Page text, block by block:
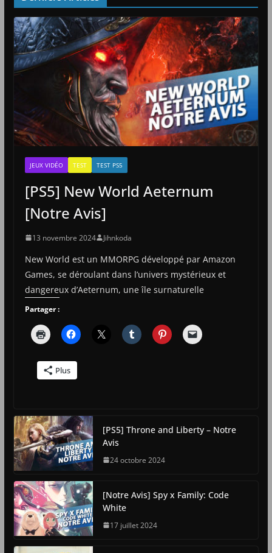
JEUX VIDÉO TEST TEST PS5
[PS5] New World Aeternum
[Notre Avis]
13 novembre 2024 Jihnkoda
New World est un MMORPG développé par Amazon
Games, se déroulant dans l’univers mystérieux et
dangereux d’Aeternum, une île surnaturelle
Partager :
Plus
[PS5] Throne and Liberty – Notre
Avis
24 octobre 2024
[Notre Avis] Spy x Family: Code
White
17 juillet 2024